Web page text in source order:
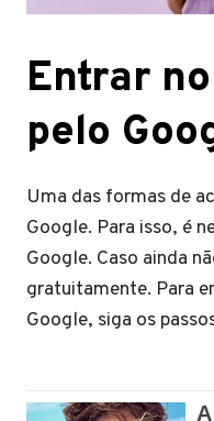
Entrar
pelo
Uma das formas de
Google. Para isso, é
Google. Caso ainda
gratuitamente. Para
Google, siga os